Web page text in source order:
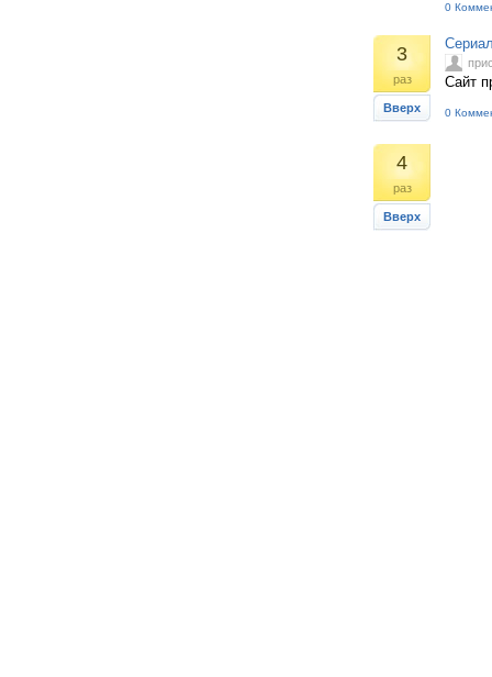
0
3
раз
Вверх
Сайт
0
4
раз
Вверх